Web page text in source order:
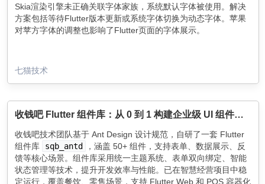
Skia渲染引擎未正确关联字体家族，系统默认字体被使用。解决
方案包括等待Flutter版本更新或系统字体切换为动态字体。苹果
对苹方字体的调整也影响了Flutter页面的字体展示。
七猫技术
收钱吧 Flutter 组件库：从 0 到 1 构建企业级 UI 组件体系
收钱吧技术团队基于 Ant Design 设计规范，自研了一套 Flutter
组件库
sqb_antd
，涵盖 50+ 组件，支持表单、数据展示、反
馈等核心场景。组件库采用统一主题系统、表单双向绑定、智能
状态管理等技术，提升开发效率与性能。已在智慧经营项目中稳
定运行，覆盖餐饮、零售场景，支持 Flutter Web 和 POS 容器化